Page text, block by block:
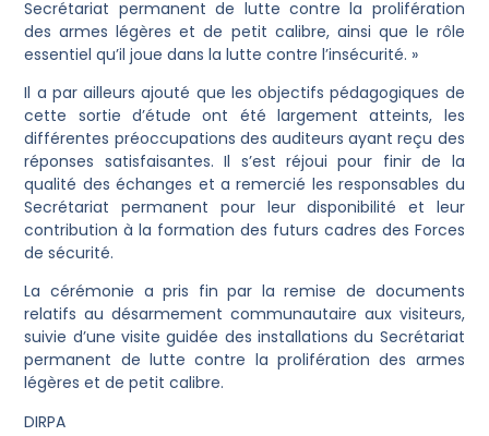
Secrétariat permanent de lutte contre la prolifération
des armes légères et de petit calibre, ainsi que le rôle
essentiel qu’il joue dans la lutte contre l’insécurité. »
Il a par ailleurs ajouté que les objectifs pédagogiques de
cette sortie d’étude ont été largement atteints, les
différentes préoccupations des auditeurs ayant reçu des
réponses satisfaisantes. Il s’est réjoui pour finir de la
qualité des échanges et a remercié les responsables du
Secrétariat permanent pour leur disponibilité et leur
contribution à la formation des futurs cadres des Forces
de sécurité.
La cérémonie a pris fin par la remise de documents
relatifs au désarmement communautaire aux visiteurs,
suivie d’une visite guidée des installations du Secrétariat
permanent de lutte contre la prolifération des armes
légères et de petit calibre.
DIRPA